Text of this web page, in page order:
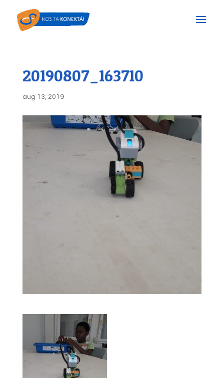
20190807_163710
aug 13, 2019